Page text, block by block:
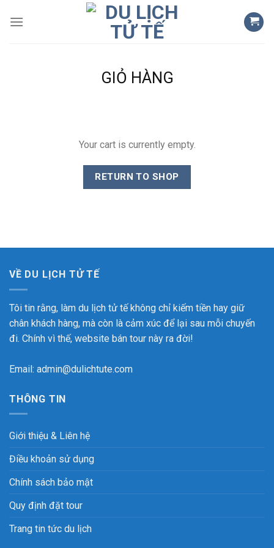
GIỎ HÀNG
Your cart is currently empty.
RETURN TO SHOP
VỀ DU LỊCH TỬ TẾ
Tôi tin rằng, làm du lịch tử tế không chỉ kiếm tiền hay giữ
chân khách hàng, mà còn là cảm xúc để lại sau mỗi chuyến
đi. Chính vì thế, website bán tour này ra đời!
Email: admin@dulichtute.com
THÔNG TIN
Giới thiệu & Liên hệ
Điều khoản sử dụng
Chính sách bảo mật
Quy định đặt tour
Trang tin tức du lịch